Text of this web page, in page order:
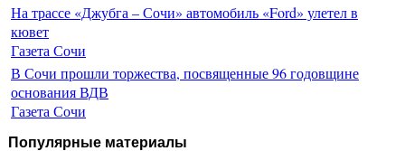
На трассе «Джубга – Сочи» автомобиль «Ford» улетел в
кювет
Газета Сочи
В Сочи прошли торжества, посвященные 96 годовщине
основания ВДВ
Газета Сочи
Популярные материалы